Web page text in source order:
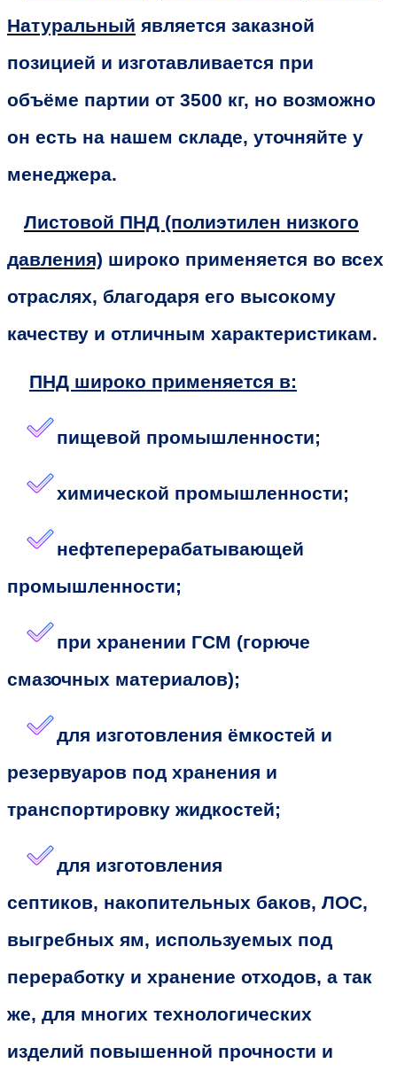
Натуральный является заказной
позицией и изготавливается при
объёме партии от 3500 кг, но возможно
он есть на нашем складе, уточняйте у
менеджера.
Листовой ПНД (полиэтилен низкого
давления) широко применяется во всех
отраслях, благодаря его высокому
качеству и отличным характеристикам.
ПНД широко применяется в:
пищевой промышленности;
химической промышленности;
нефтеперерабатывающей
промышленности;
при хранении ГСМ (горюче
смазочных материалов);
для изготовления ёмкостей и
резервуаров под хранения и
транспортировку жидкостей;
для изготовления
септиков, накопительных баков, ЛОС,
выгребных ям, используемых под
переработку и хранение отходов, а так
же, для многих технологических
изделий повышенной прочности и